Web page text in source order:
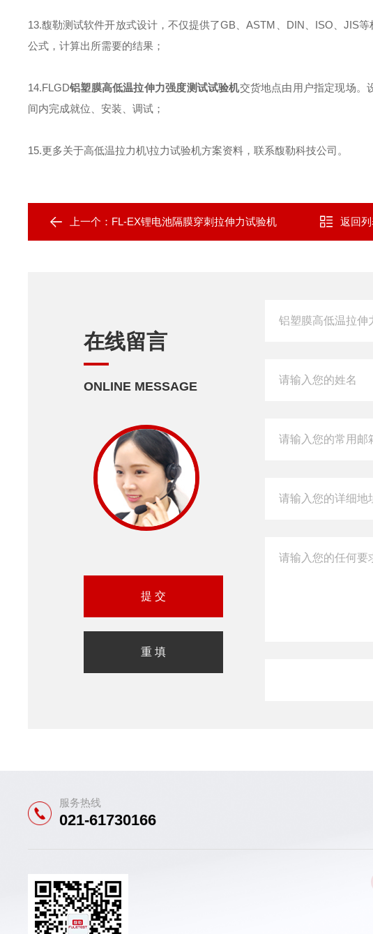
13.馥勒测试软件开放式设计，不仅提供了GB 、ASTM DIN ISO JIS等
公式，计算出所需要的结果；
14.FLGD铝塑膜高低温拉伸力强度测试试验机交货地点由用户指定现场。
间内完成就位、安装、调试 ；
15.更多关于高低温拉力机\拉力试验机方案资料，联系馥勒科技公司。
上一个： FL-EX锂电池隔膜穿刺拉伸力试验机 返回
在线留言
ONLINE MESSAGE
服务热线
021-61730166